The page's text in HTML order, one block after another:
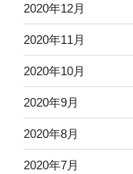
2020年12月
2020年11月
2020年10月
2020年9月
2020年8月
2020年7月